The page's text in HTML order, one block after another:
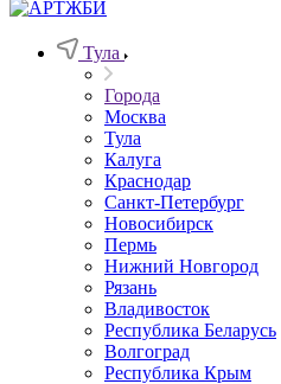
Тула
Города
Москва
Тула
Калуга
Краснодар
Санкт-Петербург
Новосибирск
Пермь
Нижний Новгород
Рязань
Владивосток
Республика Беларусь
Волгоград
Республика Крым